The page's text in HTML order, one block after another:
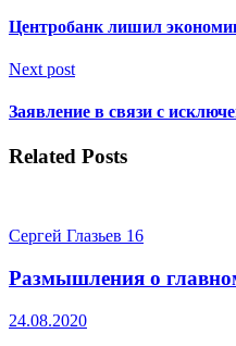
Центробанк лишил
Next post
Заявление в связи с
Related Posts
Сергей Глазьев 16
Размышления о
24.08.2020